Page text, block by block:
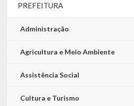
RC – Relatório Circunstanciado
PPA – Plano Plurianual
LDO – Lei de Diretrizes Orçamentárias
Acesso à Informação
PREFEITURA
Administração
Agricultura e Meio Ambiente
Assistência Social
Cultura e Turismo